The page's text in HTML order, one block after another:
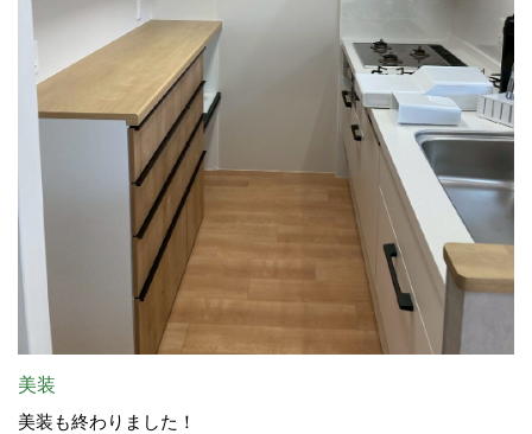
美装
美装も終わりました！